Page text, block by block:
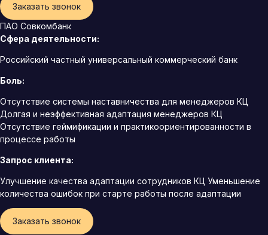
Заказать звонок
ПАО Совкомбанк
Сфера деятельности:
Российский частный универсальный коммерческий банк
Боль:
Отсутствие системы наставничества для менеджеров КЦ
Долгая и неэффективная адаптация менеджеров КЦ
Отсутствие геймификации и практикоориентированности в
процессе работы
Запрос клиента:
Улучшение качества адаптации сотрудников КЦ Уменьшение
количества ошибок при старте работы после адаптации
Заказать звонок